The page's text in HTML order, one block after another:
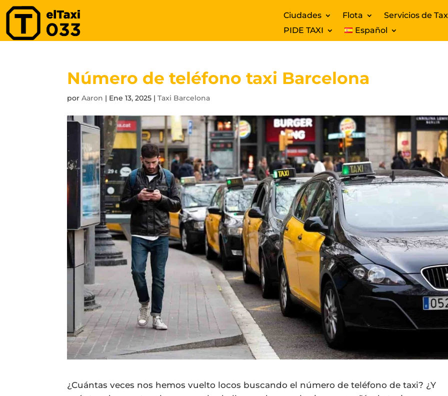
Ciudades Flota
Servicios de
PIDE TAXI
Español
Número de teléfono taxi Barcelona
porAaron | Ene 13, 2025 |Taxi Barcelona
¿Cuántas veces nos hemos vuelto locos buscando el número de teléfono de taxi? ¿Y